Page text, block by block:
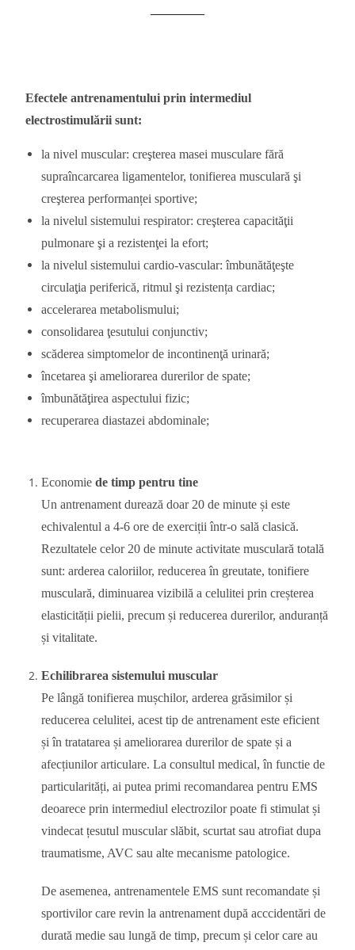
Efectele antrenamentului prin intermediul
electrostimulării sunt:
la nivel muscular: creşterea masei musculare fără
supraîncarcarea ligamentelor, tonifierea musculară şi
creşterea performanței sportive;
la nivelul sistemului respirator: creşterea capacităţii
pulmonare şi a rezistenţei la efort;
la nivelul sistemului cardio-vascular: îmbunătăţeşte
circulaţia periferică, ritmul şi rezistența cardiac;
accelerarea metabolismului;
consolidarea ţesutului conjunctiv;
scăderea simptomelor de incontinenţă urinară;
încetarea şi ameliorarea durerilor de spate;
îmbunătăţirea aspectului fizic;
recuperarea diastazei abdominale;
Economie de timp pentru tine
Un antrenament durează doar 20 de minute și este
echivalentul a 4-6 ore de exerciții într-o sală clasică.
Rezultatele celor 20 de minute activitate musculară totală
sunt: arderea caloriilor, reducerea în greutate, tonifiere
musculară, diminuarea vizibilă a celulitei prin creșterea
elasticității pielii, precum și reducerea durerilor, anduranță
și vitalitate.
Echilibrarea sistemului muscular
Pe lângă tonifierea mușchilor, arderea grăsimilor și
reducerea celulitei, acest tip de antrenament este eficient
și în tratatarea și ameliorarea durerilor de spate și a
afecțiunilor articulare. La consultul medical, în functie de
particularități, ai putea primi recomandarea pentru EMS
deoarece prin intermediul electrozilor poate fi stimulat și
vindecat țesutul muscular slăbit, scurtat sau atrofiat dupa
traumatisme, AVC sau alte mecanisme patologice.
De asemenea, antrenamentele EMS sunt recomandate și
sportivilor care revin la antrenament după acccidentări de
durată medie sau lungă de timp, precum și celor care au